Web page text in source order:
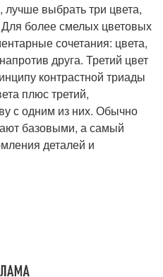
лучше выбрать три цвета,
более смелых цветовых
сочетания: цвета,
друга. Третий цвет
контрастной триады
плюс третий,
с одним из них. Обычно
базовыми, а самый
деталей и